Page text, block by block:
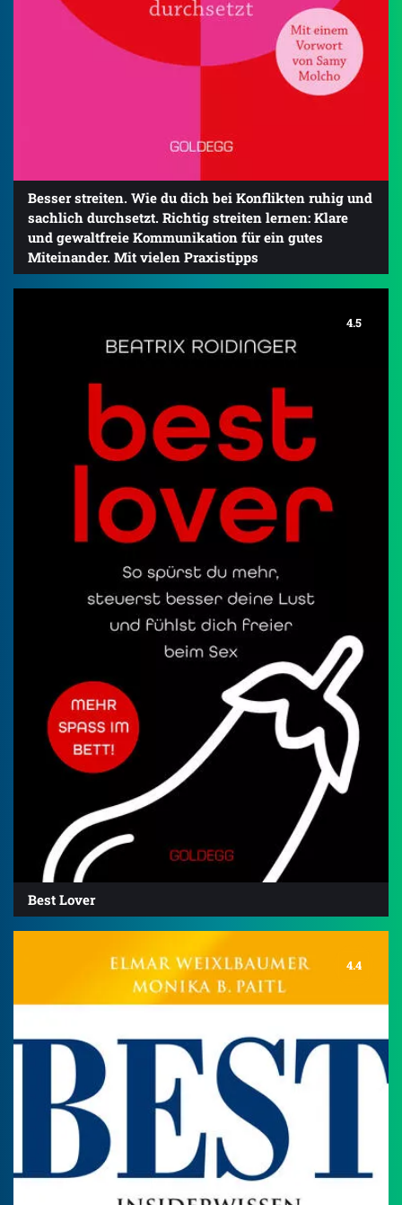
Besser streiten. Wie du dich bei Konflikten ruhig und
sachlich durchsetzt. Richtig streiten lernen: Klare
und gewaltfreie Kommunikation für ein gutes
Miteinander. Mit vielen Praxistipps
4.5
Best Lover
4.4